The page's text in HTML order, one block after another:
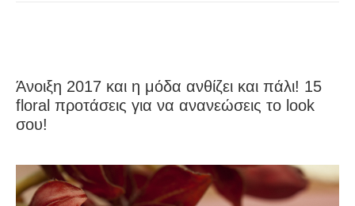
Άνοιξη 2017 και η μόδα ανθίζει και πάλι! 15
floral προτάσεις για να ανανεώσεις το look
σου!